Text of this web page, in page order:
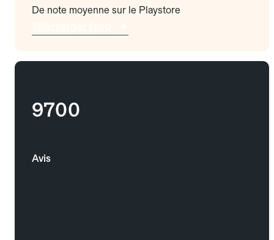
De note moyenne sur le Playstore
9700
Avis